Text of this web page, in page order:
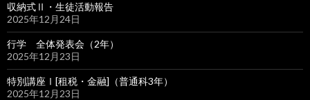
収納式Ⅱ・生徒活動報告
2025年12月24日
行学 全体発表会（2年）
2025年12月23日
特別講座Ⅰ[租税・金融]（普通科3年）
2025年12月23日